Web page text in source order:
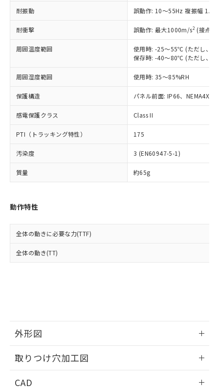
耐振動 誤動作: 10～55Hz 複振幅
耐衝撃 誤動作: 最大1000m/s2 (接点
周囲温度範囲
使用時: -25～55℃ (ただし、氷
保存時: -40～80℃ (ただし、氷
周囲湿度範囲 使用時: 35～85%RH
保護構造 パネル前面: IP66、NEMA4X,
感電保護クラス Class II
PTI（トラッキング特性） 175
汚染度 3 (EN60947-5-1)
質量 約65g
動作特性
全体の動きに必要な力(TTF)
全体の動き(TT)
外形図
取りつけ穴加工図
CAD
記載している更新日時点での社内デー
タに基づき作成されるものであり、閲
覧された時点での実際の在庫および標
準価格とは異なる場合があることをご
正式な納期状況および標準価格はお客
様のお取引先、またはお客様担当のオ
ムロン制御機器販売店・当社販売員に
オムロン制御機器販売店や当社販売拠
販売ネットワーク
」をご確認
ください。
在庫状況および標準価格結果を当社の
事前の承諾なく第三者に漏洩または開
示しないようお願いします。
マイパーツ機能（部品リスト作成サー
ビス）をご利用いただくには、I-Web
メンバーズにご登録されている必要が
および当社の共同利用者が、当社の製
品・サービスに関するお客様との取
をご了承ください。
※当社の共同利用者とは、"個人情報
鉛(Pb) 1000ppm以下、 水銀(Hg) 1000ppm以下、 カド
六価クロム(Cr(Ⅵ)) 1000ppm以下、ポリ臭化ビフェニル
類(PBB) 1000ppm以下、ポリ臭化ジフェニルエーテル類
(PBDE) 1000ppm以下、フタル酸ビス(2-エチルヘキシ
ル) (DEHP)(別名：DOP) 1000ppm以下、フタル酸ブチ
ルベンジル（BBP） 1000ppm以下、フタル酸ジブチル
（DBP） 1000ppm以下、フタル酸ジイソブチル
(DIBP) 1000ppm以下
但し、RoHS指令で産業用監視および制御機器に対する
適用除外項目は除く。
フタル酸エステル類の４物質については閾値を超える意
図的な使用がないことを確認しています。
※2 対応予定月
部品在庫の切り替え状況などにより、予定
月が前後することがあります。
下記の非含有証明書をダウンロードするこ
とができます。
EU RoHS指令（10物質）の非含有証明書
物質の対応では、対応完了までの期間は出
荷製品に未対応品が混在することから備考
既に当社にて対応品への在庫切替を完了
していることから、特段のことがない限
り、2022年1月12日より割愛しておりま
*中国RoHS10物質の基準値 (GB/T26572)：
Pb(鉛) :1000ppm、 Hg(水銀) : 1000ppm、 Cd(カドミウ
Cr(Ⅵ)(六価クロム) : 1000ppm、 PBBs(ポリ臭化ビフェ
ニル類) : 1000ppm、 PBDEs(ポリ臭化ジフェニルエーテ
ル) : 1000ppm、
DEHP(フタル酸ビス(2-エチルヘキシル)) : 1000ppm
※2 環境保護使用期限
「ｅ」：有害物質（10物質）のすべてが基
準値以下であることを示します。
「10」：通常の使用状況下において有害物
質が外部に漏えいし、環境に深刻な影響を
及ぼさない年数を意味します。
（以下｢規制貨物等」という）を輸出
または国外への提供する場合は、日本
国政府の輸出許可(または役務取引許
可)を取得するなどの必要な手続きを
当社は規制貨物を破棄する場合は、完
全に破砕するなど、違法に輸出されな
いよう必要な手段を講じます。
当社は貴社製品を、核兵器、ミサイ
ル、化学兵器、生物兵器またはその他
武器並びにこれらの製造装置等に一切
使用いたしません。
当社は、貴社製品を第三者に販売する
場合は、上記1、2および3の内容を当
該第三者に通知します。また当社は、
販売先および販売に係わる関係者が違
法に輸出するおそれがある場合は、取
り引きをいたしません。
○ 一定数以上の在庫あり
△ 一定数には満たないが在庫あり
在庫なし(最新の在庫状況につ
いては、お客様のお取引先、ま
たはお客様担当のオムロン制御
機器販売店・当社販売員にご確
認ください)
受注生産機種、また在庫状況の
情報を公開していない機種